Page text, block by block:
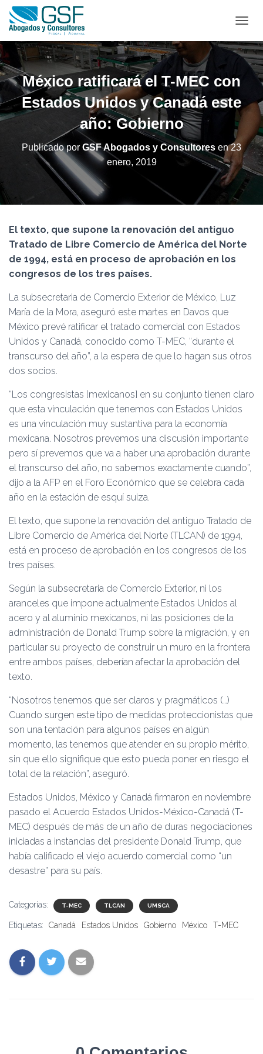
A
M
B
M
O
O
D
E
N
A
C
México ratificará el T-MEC con
Estados Unidos y Canadá este
año: Gobierno
Publicado por GSF Abogados y Consultores en23
enero, 2019
El texto, que supone la renovación del antiguo
Tratado de Libre Comercio de América del Norte
de 1994, está en proceso de aprobación en los
congresos de los tres países.
La subsecretaria de Comercio Exterior de México, Luz
María de la Mora, aseguró este martes en Davos que
México prevé ratificar el tratado comercial con Estados
Unidos y Canadá, conocido como T-MEC, “durante el
transcurso del año”, a la espera de que lo hagan sus otros
dos socios.
“Los congresistas [mexicanos] en su conjunto tienen claro
que esta vinculación que tenemos con Estados Unidos
es una vinculación muy sustantiva para la economía
mexicana. Nosotros prevemos una discusión importante
pero sí prevemos que va a haber una aprobación durante
el transcurso del año, no sabemos exactamente cuando”,
dijo a la AFP en el Foro Económico que se celebra cada
año en la estación de esquí suiza.
El texto, que supone la renovación del antiguo Tratado de
Libre Comercio de América del Norte (TLCAN) de 1994,
está en proceso de aprobación en los congresos de los
tres países.
Según la subsecretaria de Comercio Exterior, ni los
aranceles que impone actualmente Estados Unidos al
acero y al aluminio mexicanos, ni las posiciones de la
administración de Donald Trump sobre la migración, y en
particular su proyecto de construir un muro en la frontera
entre ambos países, deberían afectar la aprobación del
texto.
“Nosotros tenemos que ser claros y pragmáticos (…)
Cuando surgen este tipo de medidas proteccionistas que
son una tentación para algunos países en algún
momento, las tenemos que atender en su propio mérito,
sin que ello signifique que esto pueda poner en riesgo el
total de la relación”, aseguró.
Estados Unidos, México y Canadá firmaron en noviembre
pasado el Acuerdo Estados Unidos-México-Canadá (T-
MEC) después de más de un año de duras negociaciones
iniciadas a instancias del presidente Donald Trump, que
había calificado el viejo acuerdo comercial como “un
desastre” para su país.
Categorías: T-MEC TLCAN UMSCA
Etiquetas: Canadá Estados Unidos Gobierno México T-MEC